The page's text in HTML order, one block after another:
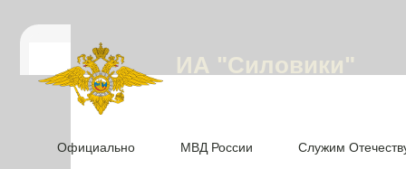
ИА "Силовики"
Официально МВД России Служим